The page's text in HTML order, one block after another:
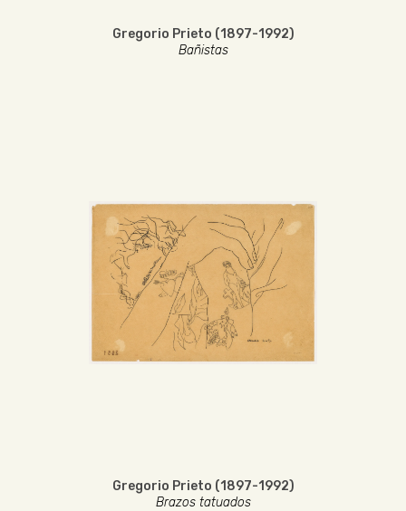
Gregorio Prieto (1897-1992)
Bañistas
Gregorio Prieto (1897-1992)
Brazos tatuados